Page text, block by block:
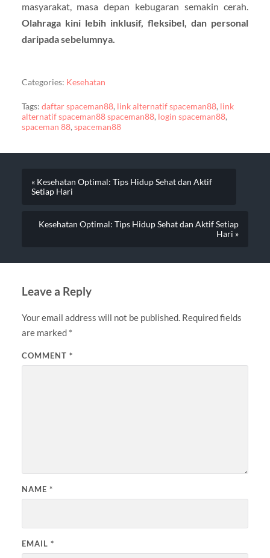
masyarakat, masa depan kebugaran semakin cerah.
Olahraga kini lebih inklusif, fleksibel, dan personal
daripada sebelumnya.
Categories: Kesehatan
Tags: daftar spaceman88, link alternatif spaceman88, link
alternatif spaceman88 spaceman88, login spaceman88,
spaceman 88, spaceman88
« Kesehatan Optimal: Tips Hidup Sehat dan Aktif
Setiap Hari
Kesehatan Optimal: Tips Hidup Sehat dan Aktif Setiap
Hari »
Leave a Reply
Your email address will not be published. Required fields
are marked *
COMMENT *
NAME *
EMAIL *